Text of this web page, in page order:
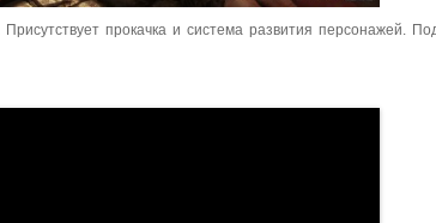
прокачка и система развития персонажей.